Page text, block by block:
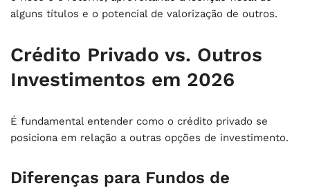
alguns títulos e o potencial de valorização de outros.
Crédito Privado vs. Outros
Investimentos em 2026
É fundamental entender como o crédito privado se
posiciona em relação a outras opções de investimento.
Diferenças para Fundos de